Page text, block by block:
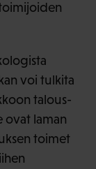
voi tulkita
talous-
ovat laman
toimet